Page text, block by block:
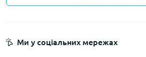
Ми у соціальних мережах